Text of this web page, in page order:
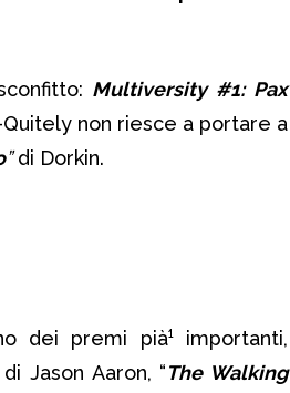
Multiversity #1: Pax
non riesce a portare a
”di Dorkin.
dei premi pià¹ importanti,
di Jason Aaron, “The Walking